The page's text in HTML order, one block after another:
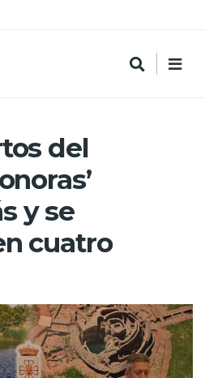
del
y se
cuatro